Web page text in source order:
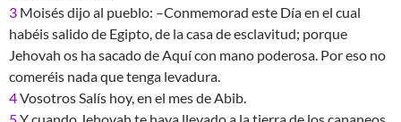
3 Moisés dijo al pueblo: –Conmemorad este Día en el cual
habéis salido de Egipto, de la casa de esclavitud; porque
Jehovah os ha sacado de Aquí con mano poderosa. Por eso no
comeréis nada que tenga levadura.
4Vosotros Salís hoy, en el mes de Abib.